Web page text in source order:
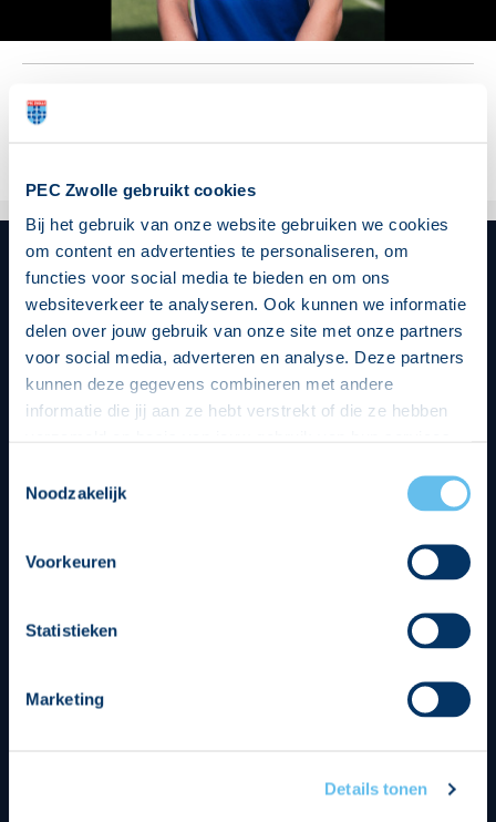
PEC Zwolle gebruikt cookies
Bij het gebruik van onze website gebruiken we cookies
om content en advertenties te personaliseren, om
functies voor social media te bieden en om ons
websiteverkeer te analyseren. Ook kunnen we informatie
delen over jouw gebruik van onze site met onze partners
voor social media, adverteren en analyse. Deze partners
kunnen deze gegevens combineren met andere
informatie die jij aan ze hebt verstrekt of die ze hebben
op een veilige en integere wijze. Je kunt je toestemming
beheren op de privacy- en cookieverklaring pagina.
Noodzakelijk
Voorkeuren
Statistieken
Marketing
Details tonen
Deel dit artikel:
Hoofdsponsor
Strategisch partners